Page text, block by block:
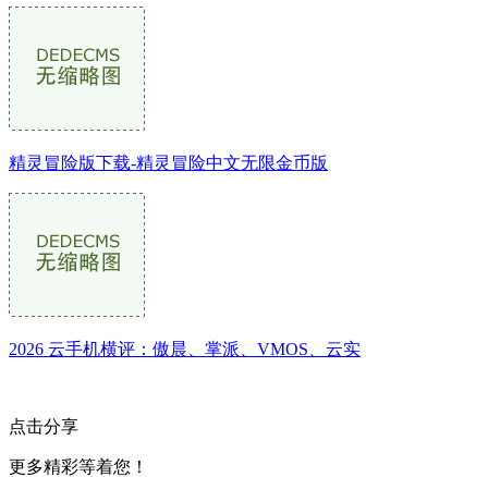
精灵冒险版下载-精灵冒险中文无限金币版
2026 云手机横评：傲晨、掌派、VMOS、云实
点击分享
更多精彩等着您！